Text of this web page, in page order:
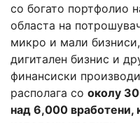
со богато портфолио
областа на
микро и мали
дигитален бизнис и
финансиски
располага со околу
над 6,000 вработени,